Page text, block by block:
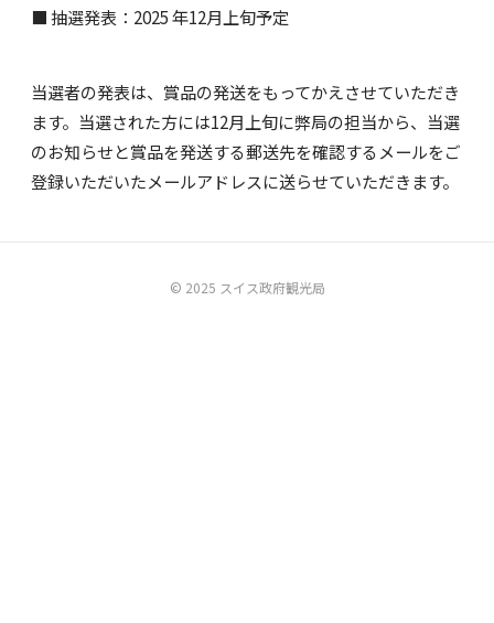
■ 抽選発表：2025 年12月上旬予定
当選者の発表は、賞品の発送をもってかえさせていただき
ます。当選された方には12月上旬に弊局の担当から、当選
のお知らせと賞品を発送する郵送先を確認するメールをご
登録いただいたメールアドレスに送らせていただきます。
© 2025 スイス政府観光局